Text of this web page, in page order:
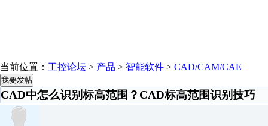
当前位置： 工控论坛 > 产品 > 智能软件 > CAD/CAM/CAE
我要发帖
CAD中怎么识别标高范围？CAD标高范围识别技巧